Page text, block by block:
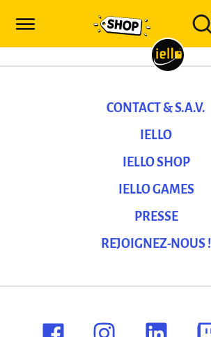
CONTACT & S.A.V.
IELLO
IELLO SHOP
IELLO GAMES
PRESSE
REJOIGNEZ-NOUS !